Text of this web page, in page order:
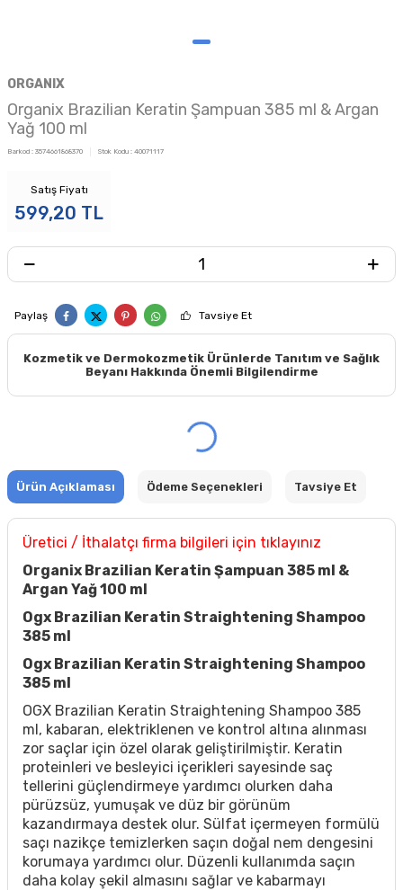
ORGANIX
Organix Brazilian Keratin Şampuan 385 ml & Argan
Yağ 100 ml
Barkod : 3574661868370 Stok Kodu : 40071117
Satış Fiyatı
599,20 TL
Paylaş Tavsiye Et
Kozmetik ve Dermokozmetik Ürünlerde Tanıtım ve Sağlık
Beyanı Hakkında Önemli Bilgilendirme
Ürün Açıklaması Ödeme Seçenekleri Tavsiye Et
Üretici / İthalatçı firma bilgileri için tıklayınız
Organix Brazilian Keratin Şampuan 385 ml &
Argan Yağ 100 ml
Ogx Brazilian Keratin Straightening Shampoo
385 ml
Ogx Brazilian Keratin Straightening Shampoo
385 ml
OGX Brazilian Keratin Straightening Shampoo 385
ml, kabaran, elektriklenen ve kontrol altına alınması
zor saçlar için özel olarak geliştirilmiştir. Keratin
proteinleri ve besleyici içerikleri sayesinde saç
tellerini güçlendirmeye yardımcı olurken daha
pürüzsüz, yumuşak ve düz bir görünüm
kazandırmaya destek olur. Sülfat içermeyen formülü
saçı nazikçe temizlerken saçın doğal nem dengesini
korumaya yardımcı olur. Düzenli kullanımda saçın
daha kolay şekil almasını sağlar ve kabarmayı